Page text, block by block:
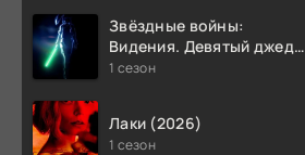
Звёздные войны:
Видения. Девятый джедай
(2026)
1 сезон
Лаки (2026)
1 сезон